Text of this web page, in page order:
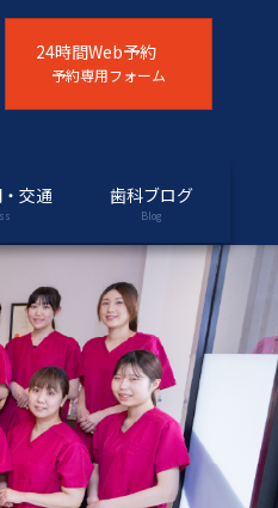
24時間Web予約
予約専用フォーム
交通 歯科ブログ
Blog